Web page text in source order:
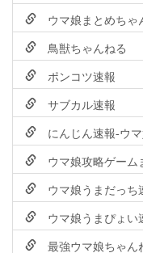
ウマ娘まとめちゃ
鳥獣ちゃんねる
ポンコツ速報
サブカル速報
にんじん速報-ウ
ウマ娘攻略ゲーム
ウマ娘うまだっち
ウマ娘うまぴょい
最強ウマ娘ちゃん